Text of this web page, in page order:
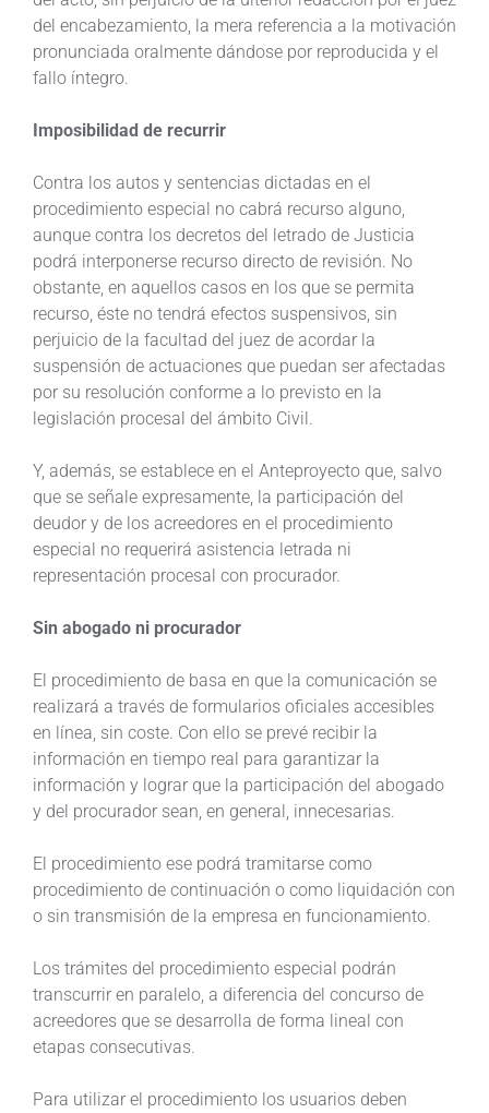
del encabezamiento, la mera referencia a la motivación
pronunciada oralmente dándose por reproducida y el
fallo íntegro.
Imposibilidad de recurrir
Contra los autos y sentencias dictadas en el
procedimiento especial no cabrá recurso alguno,
aunque contra los decretos del letrado de Justicia
podrá interponerse recurso directo de revisión. No
obstante, en aquellos casos en los que se permita
recurso, éste no tendrá efectos suspensivos, sin
perjuicio de la facultad del juez de acordar la
suspensión de actuaciones que puedan ser afectadas
por su resolución conforme a lo previsto en la
legislación procesal del ámbito Civil.
Y, además, se establece en el Anteproyecto que, salvo
que se señale expresamente, la participación del
deudor y de los acreedores en el procedimiento
especial no requerirá asistencia letrada ni
representación procesal con procurador.
Sin abogado ni procurador
El procedimiento de basa en que la comunicación se
realizará a través de formularios oficiales accesibles
en línea, sin coste. Con ello se prevé recibir la
información en tiempo real para garantizar la
información y lograr que la participación del abogado
y del procurador sean, en general, innecesarias.
El procedimiento ese podrá tramitarse como
procedimiento de continuación o como liquidación con
o sin transmisión de la empresa en funcionamiento.
Los trámites del procedimiento especial podrán
transcurrir en paralelo, a diferencia del concurso de
acreedores que se desarrolla de forma lineal con
etapas consecutivas.
Para utilizar el procedimiento los usuarios deben